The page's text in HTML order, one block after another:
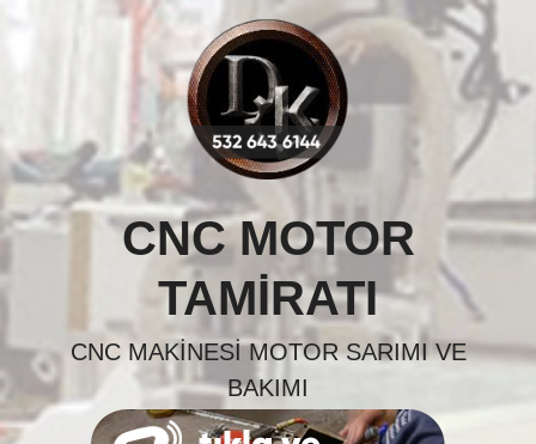
CNC MOTOR
TAMIRATI
CNC MAKINESI MOTOR SARIMI VE
BAKIMI